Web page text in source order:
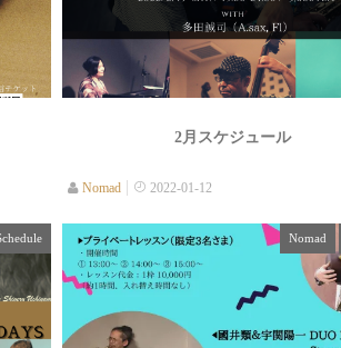
2月スケジュール
Nomad 2022-01-12
Nomad